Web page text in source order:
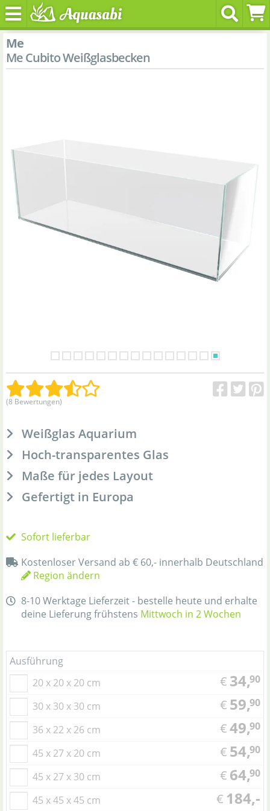
Me
Me Cubito Weißglasbecken
(8 Bewertungen)
Weißglas Aquarium
Hoch-transparentes Glas
Maße für jedes Layout
Gefertigt in Europa
Sofort lieferbar
Kostenloser Versand ab € 60,- innerhalb Deutschland
Region ändern
8-10 Werktage Lieferzeit - bestelle heute und erhalte
deine Lieferung frühstens Mittwoch in 2 Wochen
Ausführung
20 x 20 x 20 cm
€ 34,90
30 x 30 x 30 cm € 59,90
36 x 22 x 26 cm €49,90
45 x 27 x 20 cm € 54,90
45 x 27 x 30 cm € 64,90
45 x 45 x 45 cm € 184,-